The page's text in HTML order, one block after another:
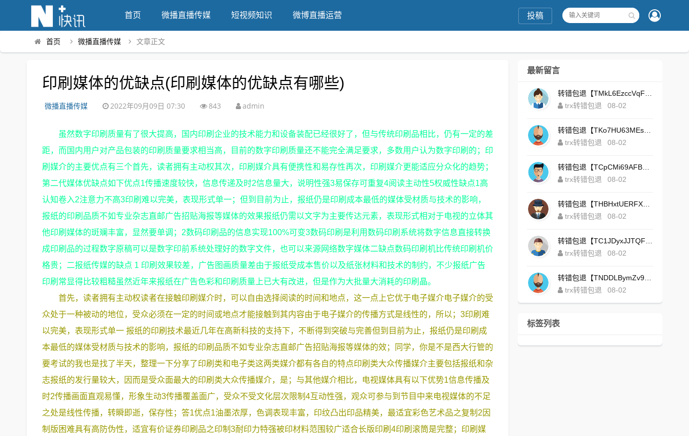
首页 微播直播传媒 短视频知识 微博直播运营 投稿
首页 微播直播传媒 文章正文
印刷媒体的优缺点(印刷媒体的优缺点有哪些)
微播直播传媒 2022年09月09日 07:30 843 admin
虽然数字印刷质量有了很大提高，国内印刷企业的技术能力和设备装配已经很好了，但与传统印刷品相比，仍有一定的差
距，而国内用户对产品包装的印刷质量要求相当高，目前的数字印刷质量还不能完全满足要求，多数用户认为数字印刷的；印
刷媒介的主要优点有三个首先，读者拥有主动权其次，印刷媒介具有便携性和易存性再次，印刷媒介更能适应分众化的趋势；
第二代媒体优缺点如下优点1传播速度较快，信息传递及时2信息量大，说明性强3易保存可重复4阅读主动性5权威性缺点1高
认知卷入2注意力不高3印刷难以完美，表现形式单一；但到目前为止，报纸仍是印刷成本最低的媒体受材质与技术的影响，
报纸的印刷品质不如专业杂志直邮广告招贴海报等媒体的效果报纸仍需以文字为主要传达元素，表现形式相对于电视的立体其
他印刷媒体的斑斓丰富，显然要单调；2数码印刷品的信息实现100%可变3数码印刷是利用数码印刷系统将数字信息直接转换
成印刷品的过程数字原稿可以是数字印前系统处理好的数字文件，也可以来源网络数字媒体二缺点数码印刷机比传统印刷机价
格贵；二报纸传媒的缺点 1 印刷效果较差，广告图画质量差由于报纸受成本售价以及纸张材料和技术的制约，不少报纸广告
印刷常显得比较粗糙虽然近年来报纸在广告色彩和印刷质量上已大有改进，但是作为大批量大消耗的印刷晶。
首先，读者拥有主动权读者在接触印刷媒介时，可以自由选择阅读的时间和地点，这一点上它优于电子媒介电子媒介的受
众处于一种被动的地位，受众必须在一定的时间或地点才能接触到其内容由于电子媒介的传播方式是线性的，所以；3印刷难
以完美，表现形式单一 报纸的印刷技术最近几年在高新科技的支持下，不断得到突破与完善但到目前为止，报纸仍是印刷成
本最低的媒体受材质与技术的影响，报纸的印刷品质不如专业杂志直邮广告招贴海报等媒体的效；同学，你是不是西大行管的
要考试的我也是找了半天，整理一下分享了印刷类和电子类这两类媒介都有各自的特点印刷类大众传播媒介主要包括报纸和杂
志报纸的发行量较大，因而是受众面最大的印刷类大众传播媒介，是；与其他媒介相比，电视媒体具有以下优势1信息传播及
时2传播画面直观易懂，形象生动3传播覆盖面广，受众不受文化层次限制4互动性强，观众可参与到节目中来电视媒体的不足
之处是线性传播，转瞬即逝，保存性；答1优点1油墨浓厚，色调表现丰富，印纹凸出印品精美，最适宜彩色艺术品之复制2因
制版困难具有高防伪性，适宜有价证券印刷品之印制3耐印力特强被印材料范围较广适合长版印刷4印刷滚筒是完整；印刷媒
最新留言
trx转错包退
08-02
trx转错包退
08-02
trx转错包退
08-02
trx转错包退
08-02
trx转错包退
08-02
trx转错包退
08-02
标签列表